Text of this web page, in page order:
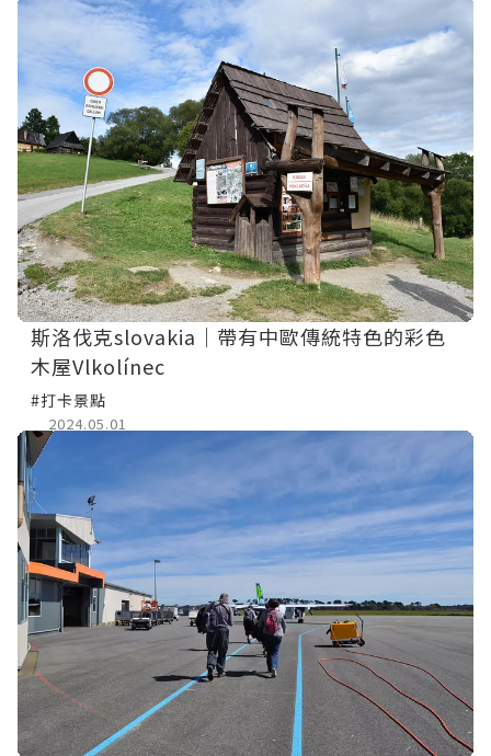
斯洛伐克slovakia｜帶有中歐傳統特色的彩色
木屋Vlkolínec
#打卡景點
2024.05.01